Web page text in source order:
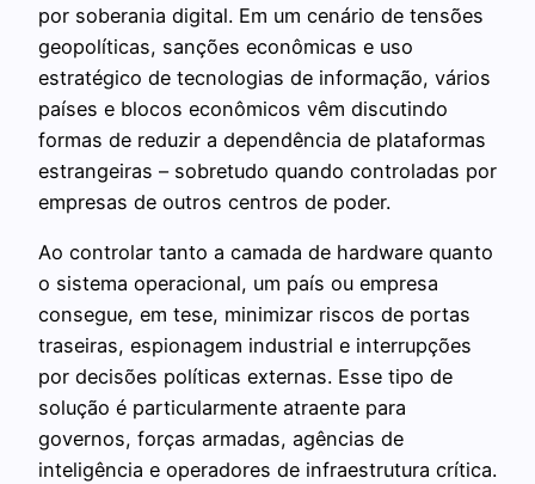
por soberania digital. Em um cenário de tensões
geopolíticas, sanções econômicas e uso
estratégico de tecnologias de informação, vários
países e blocos econômicos vêm discutindo
formas de reduzir a dependência de plataformas
estrangeiras – sobretudo quando controladas por
empresas de outros centros de poder.
Ao controlar tanto a camada de hardware quanto
o sistema operacional, um país ou empresa
consegue, em tese, minimizar riscos de portas
traseiras, espionagem industrial e interrupções
por decisões políticas externas. Esse tipo de
solução é particularmente atraente para
governos, forças armadas, agências de
inteligência e operadores de infraestrutura crítica.